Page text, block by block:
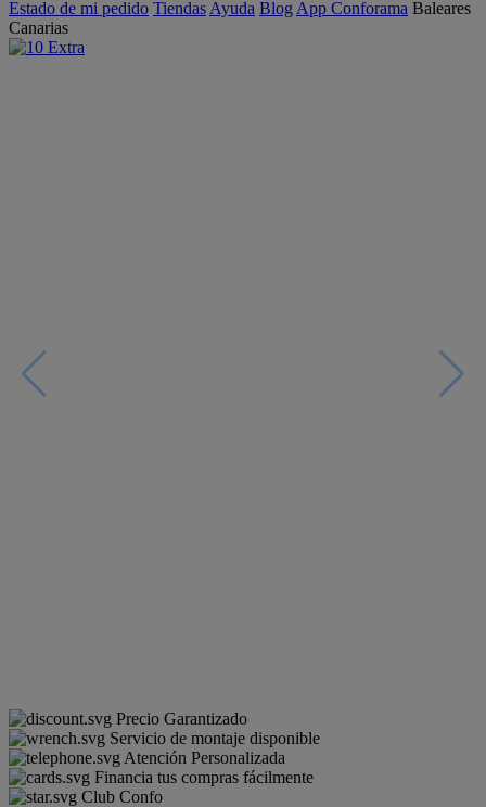
Estado de mi pedido Tiendas Ayuda Blog App Conforama Baleares
Canarias
Precio Garantizado
Servicio de montaje disponible
Atención Personalizada
Financia tus compras fácilmente
Club Confo